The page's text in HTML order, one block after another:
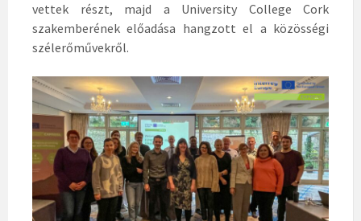
vettek részt, majd a University College Cork
szakemberének előadása hangzott el a közösségi
szélerőművekről.